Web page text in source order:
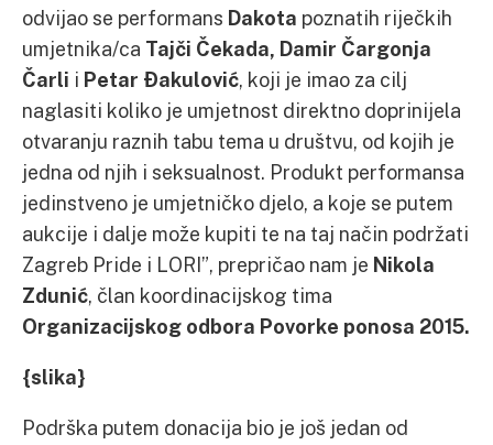
odvijao se performans Dakota poznatih riječkih
umjetnika/ca Tajči Čekada, Damir Čargonja
Čarli i Petar Đakulović, koji je imao za cilj
naglasiti koliko je umjetnost direktno doprinijela
otvaranju raznih tabu tema u društvu, od kojih je
jedna od njih i seksualnost. Produkt performansa
jedinstveno je umjetničko djelo, a koje se putem
aukcije i dalje može kupiti te na taj način podržati
Zagreb Pride i LORI”, prepričao nam je Nikola
Zdunić, član koordinacijskog tima
Organizacijskog odbora Povorke ponosa 2015.
{slika}
Podrška putem donacija bio je još jedan od